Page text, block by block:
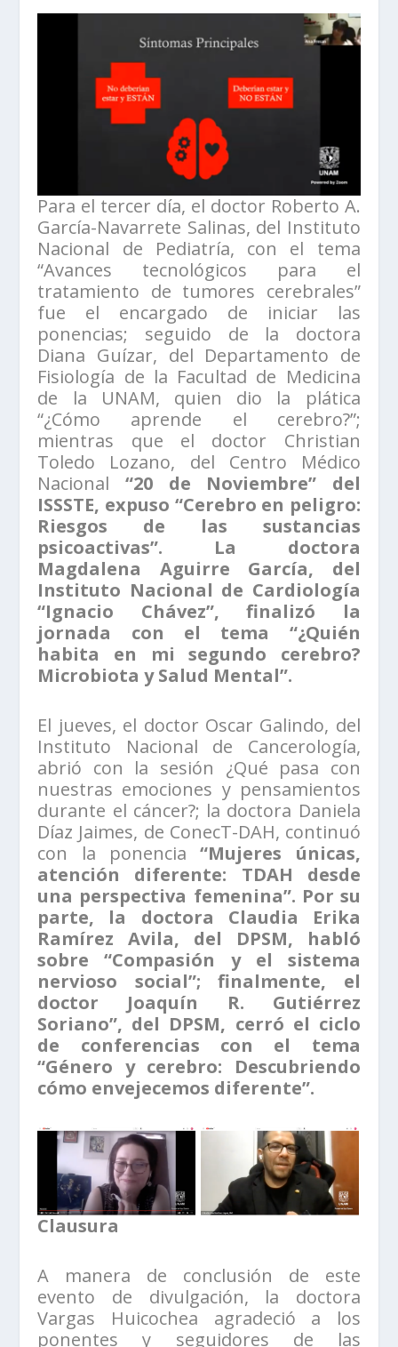
Para el tercer día, el doctor Roberto A.
García-Navarrete Salinas, del Instituto
Nacional de Pediatría, con el tema
“Avances tecnológicos para el
tratamiento de tumores cerebrales”
fue el encargado de iniciar las
ponencias; seguido de la doctora
Diana Guízar, del Departamento de
Fisiología de la Facultad de Medicina
de la UNAM, quien dio la plática
“¿Cómo aprende el cerebro?”;
mientras que el doctor Christian
Toledo Lozano, del Centro Médico
Nacional “20 de Noviembre” del
ISSSTE, expuso “Cerebro en peligro:
Riesgos de las sustancias
psicoactivas”. La doctora
Magdalena Aguirre García, del
Instituto Nacional de Cardiología
“Ignacio Chávez”, finalizó la
jornada con el tema “¿Quién
habita en mi segundo cerebro?
Microbiota y Salud Mental”.
El jueves, el doctor Oscar Galindo, del
Instituto Nacional de Cancerología,
abrió con la sesión ¿Qué pasa con
nuestras emociones y pensamientos
durante el cáncer?; la doctora Daniela
Díaz Jaimes, de ConecT-DAH, continuó
con la ponencia “Mujeres únicas,
atención diferente: TDAH desde
una perspectiva femenina”. Por su
parte, la doctora Claudia Erika
Ramírez Avila, del DPSM, habló
sobre “Compasión y el sistema
nervioso social”; finalmente, el
doctor Joaquín R. Gutiérrez
Soriano”, del DPSM, cerró el ciclo
de conferencias con el tema
“Género y cerebro: Descubriendo
cómo envejecemos diferente”.
Clausura
A manera de conclusión de este
evento de divulgación, la doctora
Vargas Huicochea agradeció a los
ponentes y seguidores de las